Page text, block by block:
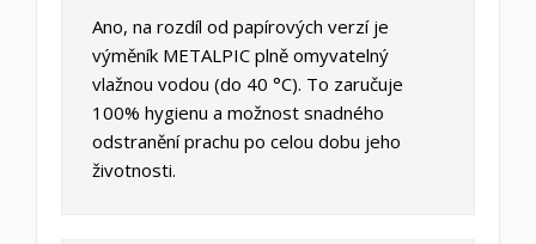
Ano, na rozdíl od papírových verzí je
výměník METALPIC plně omyvatelný
vlažnou vodou (do 40 °C). To zaručuje
100% hygienu a možnost snadného
odstranění prachu po celou dobu jeho
životnosti.